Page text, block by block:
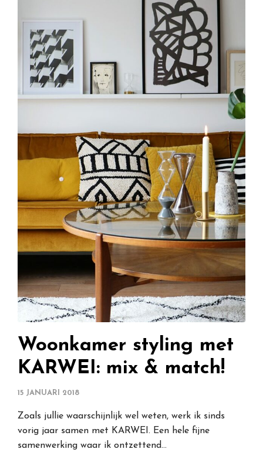
Woonkamer styling met
KARWEI: mix & match!
15 JANUARI 2018
Zoals jullie waarschijnlijk wel weten, werk ik sinds
vorig jaar samen met KARWEI. Een hele fijne
samenwerking waar ik ontzettend…